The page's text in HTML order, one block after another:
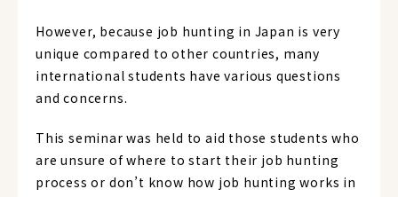
However, because job hunting in Japan is very
unique compared to other countries, many
international students have various questions
and concerns.
This seminar was held to aid those students who
are unsure of where to start their job hunting
process or don’t know how job hunting works in